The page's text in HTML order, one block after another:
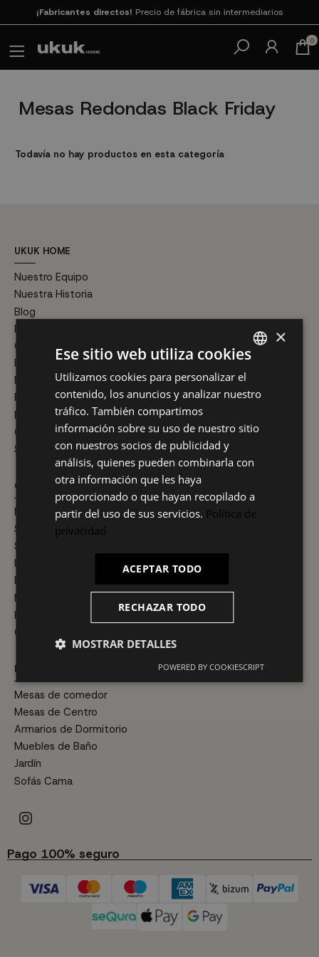
¡Fabricantes directos! Precio de fábrica sin intermediarios
0
Mesas Redondas Black Friday
Todavía no hay productos en esta categoría
UKUK HOME
Nuestro Equipo
Nuestra Historia
Blog
Preguntas frecuentes
Condiciones generales de venta y entrega
Política de ventas y devoluciones
Política de privacidad
Política de cookies
Formas de pago
Contacte con nosotros
Sobre Nosotros
CATEGORÍAS
Muebles Auxiliares
Sillas de Cocina
Sillas gaming
Mesas de Escritorio
Lámparas de techo
Muebles de TV
Figuras decorativas
Cabeceros de cama
ESTANCIAS
Mesas de comedor
Mesas de Centro
Armarios de Dormitorio
Muebles de Baño
Jardín
Sofás Cama
Pago 100% seguro
SPANISH
ES
PT
×
Ese sitio web utiliza cookies
Utilizamos cookies para personalizar el
contenido, los anuncios y analizar nuestro
tráfico. También compartimos
información sobre su uso de nuestro sitio
con nuestros socios de publicidad y
análisis, quienes pueden combinarla con
otra información que les haya
proporcionado o que hayan recopilado a
partir del uso de sus servicios. Política de
privacidad
ACEPTAR TODO
RECHAZAR TODO
MOSTRAR DETALLES
POWERED BY COOKIESCRIPT